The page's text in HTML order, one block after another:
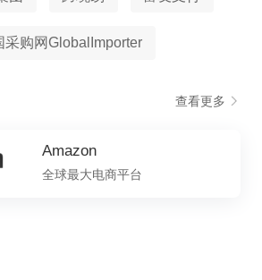
采购网GlobalImporter
查看更多
Amazon
全球最大电商平台